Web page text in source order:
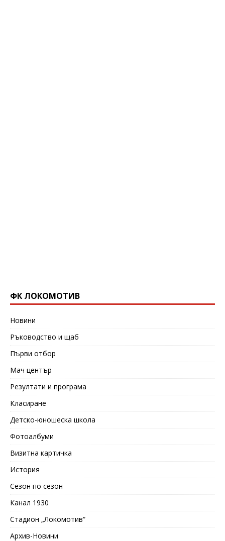
ФК ЛОКОМОТИВ
Новини
Ръководство и щаб
Първи отбор
Мач център
Резултати и програма
Класиране
Детско-юношеска школа
Фотоалбуми
Визитна картичка
История
Сезон по сезон
Канал 1930
Стадион „Локомотив“
Архив-Новини